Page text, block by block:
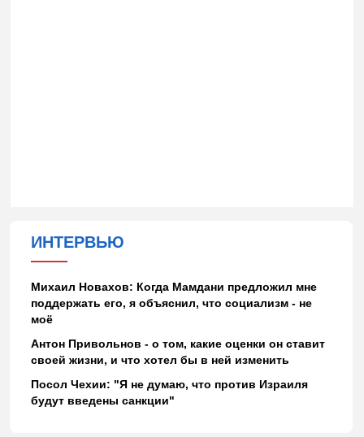
ИНТЕРВЬЮ
Михаил Новахов: Когда Мамдани предложил мне
поддержать его, я объяснил, что социализм - не
моё
Антон Привольнов - о том, какие оценки он ставит
своей жизни, и что хотел бы в ней изменить
Посол Чехии: "Я не думаю, что против Израиля
будут введены санкции"